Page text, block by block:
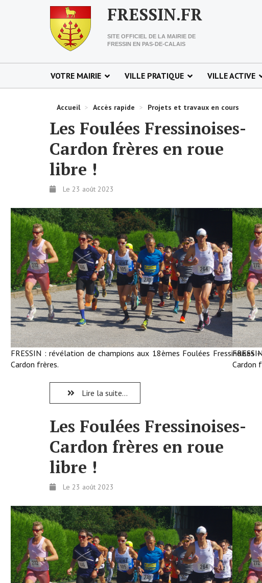
FRESSIN.FR
SITE OFFICIEL DE LA MAIRIE DE
FRESSIN EN PAS-DE-CALAIS
VOTRE MAIRIE VILLE PRATIQUE VILLE ACTIVE
Accueil > Accès rapide > Projets et travaux en cours
Les Foulées Fressinoises-
Cardon frères en roue
libre !
Le 23 août 2023
FRESSIN : révélation de champions aux 18èmes Foulées Fressinoises –
Cardon frères.
Lire la suite...
Cardon
Les Foulées Fressinoises-
Cardon frères en roue
libre !
Le 23 août 2023